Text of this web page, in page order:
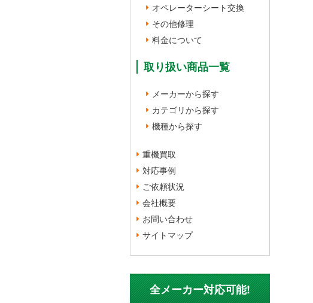
オペレーターシート交換
その他修理
料金について
取り扱い商品一覧
メーカーから探す
カテゴリから探す
機種から探す
重機買取
対応事例
ご依頼状況
会社概要
お問い合わせ
サイトマップ
全メーカー対応可能!